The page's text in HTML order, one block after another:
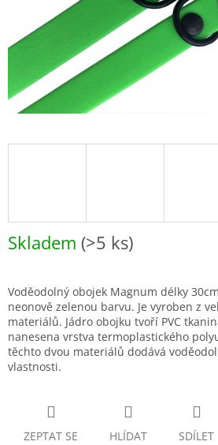
Skladem (>5 ks)
Voděodolný obojek Magnum délky
neonově zelenou barvu. Je vyroben z
materiálů. Jádro obojku tvoří PVC
nanesena vrstva termoplastického
těchto dvou materiálů dodává
vlastnosti.
ZEPTAT SE HLÍDAT SDÍLET